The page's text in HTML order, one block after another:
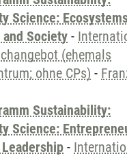
Science:
Society -
(ehemals
ohne CPs) -
Sustainability:
Science:
-